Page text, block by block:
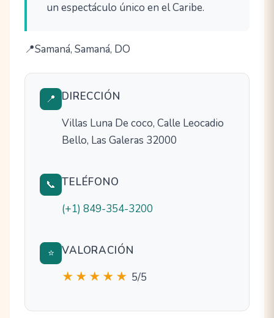
un espectáculo único en el Caribe.
Samaná, Samaná, DO
📍 DIRECCIÓN
Villas Luna De coco, Calle Leocadio
Bello, Las Galeras 32000
📞 TELÉFONO
(+1) 849-354-3200
⭐ VALORACIÓN
★★★★★ 5/5